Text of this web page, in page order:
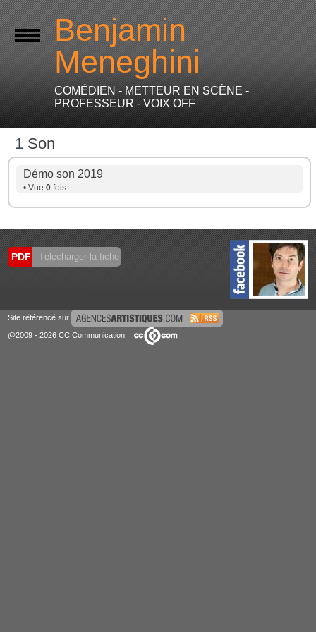
Benjamin
Meneghini
COMÉDIEN - METTEUR EN SCÈNE -
PROFESSEUR - VOIX OFF
1 Son
Démo son 2019
• Vue0 fois
PDF Télécharger la fiche
Site référencé sur
@2009 - 2026 CC Communication